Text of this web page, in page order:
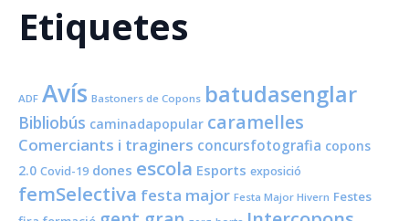
Etiquetes
ADF Avís Bastoners de Copons batudasenglar
Bibliobús caminadapopular caramelles
Comerciants i traginers concursfotografia copons
2.0 Covid-19 dones escola Esports exposició
femSelectiva festa major Festa Major Hivern Festes